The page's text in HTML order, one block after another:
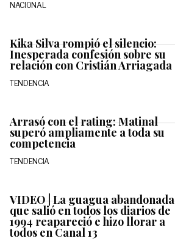
NACIONAL
Kika Silva rompió el silencio:
Inesperada confesión sobre su
relación con Cristián Arriagada
TENDENCIA
Arrasó con el rating: Matinal
superó ampliamente a toda su
competencia
TENDENCIA
VIDEO | La guagua abandonada
que salió en todos los diarios de
1994 reapareció e hizo llorar a
todos en Canal 13